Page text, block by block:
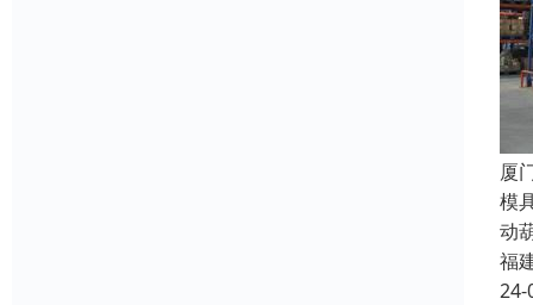
厦
模
动
福
24-